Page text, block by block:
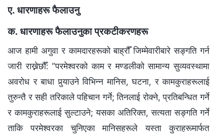
ए. धारणाहरू फैलाउनु
क. धारणाहरू फैलाउनुका प्रकटीकरणहरू
आज हामी अगुवा र कामदारहरूको बाह्रौँ जिम्मेवारीबारे सङ्गति गर्न
जारी राख्नेछौँ: “परमेश्‍वरको काम र मण्डलीको सामान्य सुव्यवस्थामा
अवरोध र बाधा पुर्‍याउने विभिन्‍न मानिस, घटना, र कामकुराहरूलाई
तुरुन्तै र सही तरिकाले पहिचान गर्ने; तिनलाई रोक्‍ने, प्रतिबन्धित गर्ने
र कामकुराहरूलाई सुल्टाउने; यसका अतिरिक्त, सत्यता सङ्‍गति गर्ने
ताकि परमेश्‍वरका चुनिएका मानिसहरूले यस्ता कुराहरूमार्फत